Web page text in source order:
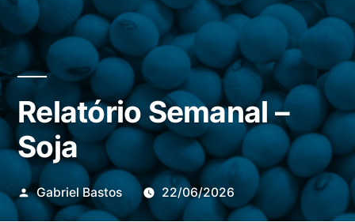
Relatório Semanal –
Soja
Publicado
por
Gabriel Bastos 22/06/2026